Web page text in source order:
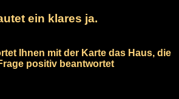
ein klares ja.
Ihnen mit der Karte das Haus, die
positiv beantwortet